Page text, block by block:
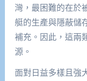
灣，最困難的在於
艇的生產與隱蔽儲
補充。因此，這兩
源。
面對日益多樣且強